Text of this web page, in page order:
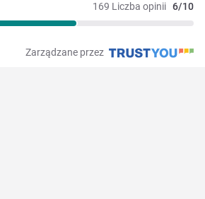
169 Liczba opinii 6/10
Zarządzane przez